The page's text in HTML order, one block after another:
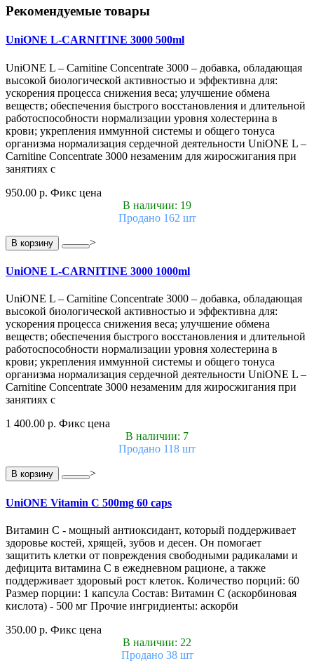
Рекомендуемые товары
UniONE L-CARNITINE 3000 500ml
UniONE L – Carnitine Concentrate 3000 – добавка, обладающая
высокой биологической активностью и эффективна для:
ускорения процесса снижения веса; улучшение обмена
веществ; обеспечения быстрого восстановления и длительной
работоспособности нормализации уровня холестерина в
крови; укрепления иммунной системы и общего тонуса
организма нормализация сердечной деятельности UniONE L –
Carnitine Concentrate 3000 незаменим для жиросжигания при
занятиях с
950.00 р. Фикс цена
В наличии: 19
Продано 162 шт
В корзину >
UniONE L-CARNITINE 3000 1000ml
UniONE L – Carnitine Concentrate 3000 – добавка, обладающая
высокой биологической активностью и эффективна для:
ускорения процесса снижения веса; улучшение обмена
веществ; обеспечения быстрого восстановления и длительной
работоспособности нормализации уровня холестерина в
крови; укрепления иммунной системы и общего тонуса
организма нормализация сердечной деятельности UniONE L –
Carnitine Concentrate 3000 незаменим для жиросжигания при
занятиях с
1 400.00 р. Фикс цена
В наличии: 7
Продано 118 шт
В корзину >
UniONE Vitamin С 500mg 60 caps
Витамин С - мощный антиоксидант, который поддерживает
здоровье костей, хрящей, зубов и десен. Он помогает
защитить клетки от повреждения свободными радикалами и
дефицита витамина С в ежедневном рационе, а также
поддерживает здоровый рост клеток. Количество порций: 60
Размер порции: 1 капсула Состав: Витамин С (аскорбиновая
кислота) - 500 мг Прочие ингридиенты: аскорби
350.00 р. Фикс цена
В наличии: 22
Продано 38 шт